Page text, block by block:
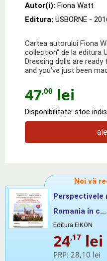
Autor(i): Fiona Watt
Editura: USBORNE -
Cartea autorului Fiona
collection" de la editura
Dressing dolls are
and you’ve just been
47,00 lei
Disponibilitate: stoc
Noi vă
Perspectivele
Romania in c...
Editura EIKON
24,17 lei
PRP: 28,10 lei